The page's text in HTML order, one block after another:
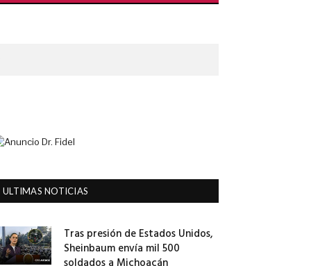
ULTIMAS NOTICIAS
Tras presión de Estados Unidos,
Sheinbaum envía mil 500